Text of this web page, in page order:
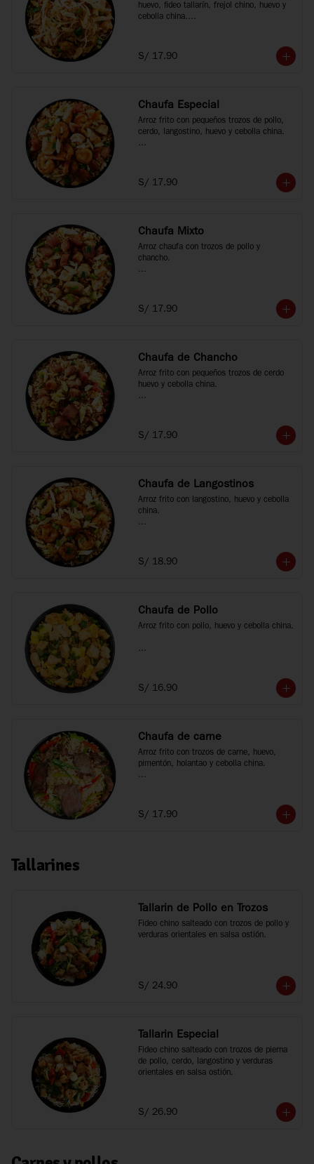
huevo, fideo tallarín, frejol chino, huevo y
cebolla china.
*Fotos referenciales
S/ 17.90
Chaufa Especial
Arroz frito con pequeños trozos de pollo,
cerdo, langostino, huevo y cebolla china.
S/ 17.90
Chaufa Mixto
Arroz chaufa con trozos de pollo y
chancho.
S/ 17.90
Chaufa de Chancho
Arroz frito con pequeños trozos de cerdo
huevo y cebolla china.
S/ 17.90
Chaufa de Langostinos
Arroz frito con langostino, huevo y cebolla
china.
S/ 18.90
Chaufa de Pollo
Arroz frito con pollo, huevo y cebolla china.
S/ 16.90
Chaufa de carne
Arroz frito con trozos de carne, huevo,
pimentón, holantao y cebolla china.
S/ 17.90
Tallarines
Tallarin de Pollo en Trozos
Fideo chino salteado con trozos de pollo y
verduras orientales en salsa ostión.
S/ 24.90
Tallarin Especial
Fideo chino salteado con trozos de pierna
de pollo, cerdo, langostino y verduras
orientales en salsa ostión.
S/ 26.90